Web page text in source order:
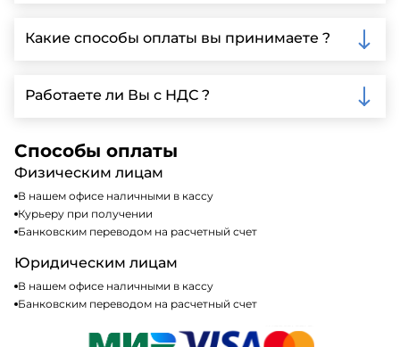
Ленинградской области, у нас собственный
автопарк, для обеспечения быстрой и надежной
Какие способы оплаты вы принимаете ?
включая наличные, банковские переводы,
кредитные карты. Подробную информацию о
Работаете ли Вы с НДС ?
налогообложения, т.е с НДС 20%
Способы оплаты
Физическим лицам
В нашем офисе наличными в кассу
Курьеру при получении
Банковским переводом на расчетный счет
Юридическим лицам
В нашем офисе наличными в кассу
Банковским переводом на расчетный счет